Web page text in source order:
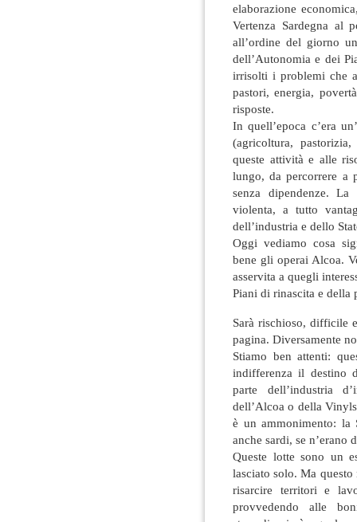
elaborazione
Vertenza Sardegna al
all’ordine del giorno
dell’Autonomia e dei
irrisolti i problemi che
pastori, energia,
risposte.
In quell’epoca c’era
(agricoltura,
queste attività e alle
lungo, da percorrere a
senza dipendenze.
violenta, a tutto
dell’industria e dello
Oggi vediamo cosa
bene gli operai Alcoa.
asservita a quegli
Piani di rinascita e della
Sarà rischioso, difficile
pagina. Diversamente
Stiamo ben attenti:
indifferenza il destino
parte dell’industria
dell’Alcoa o della
è un ammonimento: la
anche sardi, se n’erano
Queste lotte sono un
lasciato solo. Ma
risarcire territori e
provvedendo alle